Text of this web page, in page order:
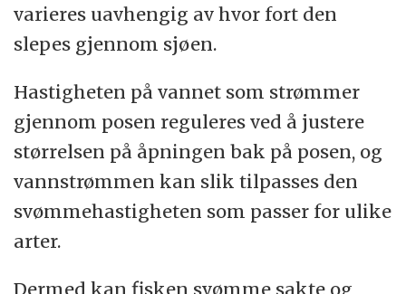
varieres uavhengig av hvor fort den
slepes gjennom sjøen.
Hastigheten på vannet som strømmer
gjennom posen reguleres ved å justere
størrelsen på åpningen bak på posen, og
vannstrømmen kan slik tilpasses den
svømmehastigheten som passer for ulike
arter.
Dermed kan fisken svømme sakte og